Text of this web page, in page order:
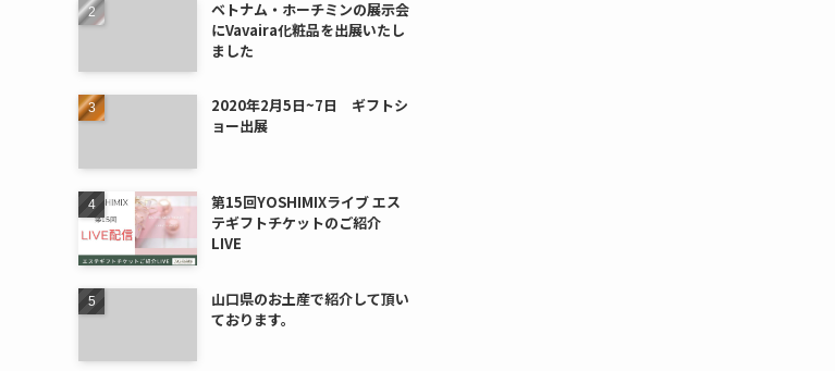
ベトナム・ホーチミンの展示会
にVavaira化粧品を出展いたし
ました
2020年2月5日~7日 ギフトシ
ョー出展
第15回YOSHIMIXライブ エス
テギフトチケットのご紹介
LIVE
山口県のお土産で紹介して頂い
ております。